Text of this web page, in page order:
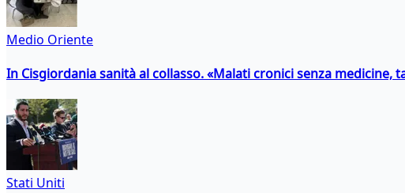
Medio Oriente
In Cisgiordania sanità al collasso. «Malati cronici senza medicine,
Stati Uniti